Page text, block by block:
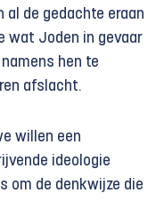
al de gedachte eraan
wat Joden in gevaar
hen te
afslacht.
willen een
ideologie
om de denkwijze die